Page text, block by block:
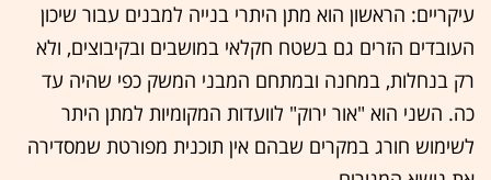
עיקריים: הראשון הוא מתן היתרי בנייה למבנים עבור שיכון
העובדים הזרים גם בשטח חקלאי במושבים ובקיבוצים, ולא
רק בנחלות, במחנה ובמתחם המבני המשק כפי שהיה עד
כה. השני הוא "אור ירוק" לוועדות המקומיות למתן היתר
לשימוש חורג במקרים שבהם אין תוכנית מפורטת שמסדירה